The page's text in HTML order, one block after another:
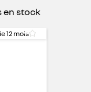
en stock
12 mois